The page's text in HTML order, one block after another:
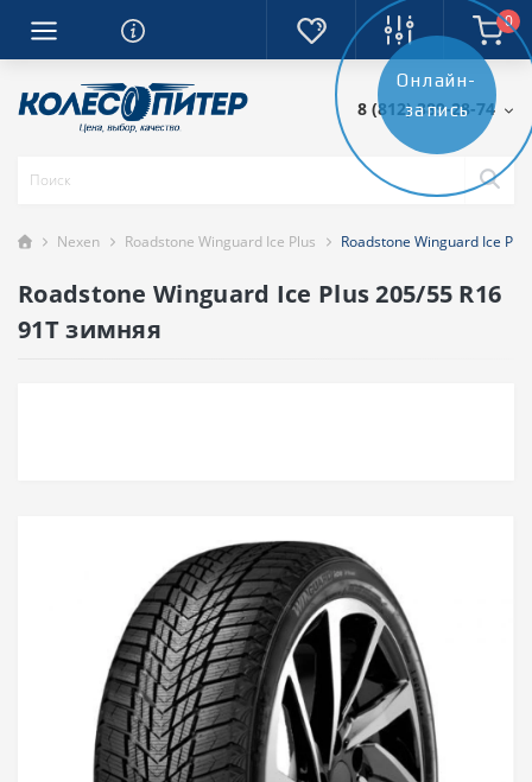
0
8 (812) 389-28-74
Nexen Roadstone Winguard Ice Plus Roadstone Winguard Ice
Roadstone Winguard Ice Plus 205/55 R16
91T зимняя
Онлайн-
запись